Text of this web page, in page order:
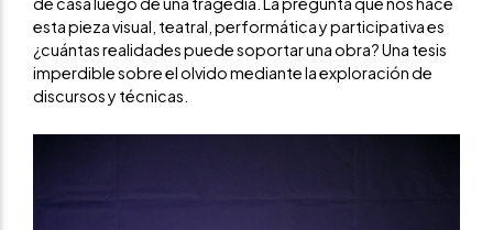
esta pieza visual, teatral, performática y participativa es
¿cuántas realidades puede soportar una obra? Una tesis
imperdible sobre el olvido mediante la exploración de
discursos y técnicas.